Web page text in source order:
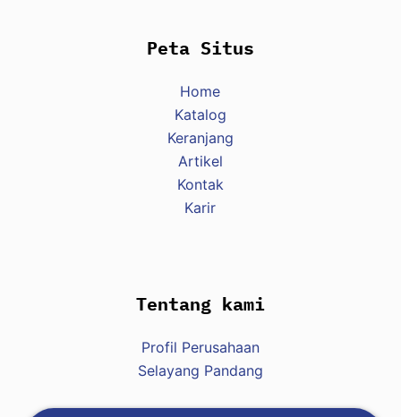
Peta Situs
Home
Katalog
Keranjang
Artikel
Kontak
Karir
Tentang kami
Profil Perusahaan
Selayang Pandang